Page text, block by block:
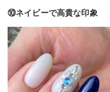
⑩ネイビーで高貴な印象